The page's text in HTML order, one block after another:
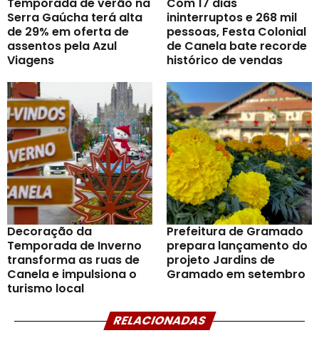
Temporada de verão na
Serra Gaúcha terá alta
de 29% em oferta de
assentos pela Azul
Viagens
Com 17 dias
ininterruptos e 268 mil
pessoas, Festa Colonial
de Canela bate recorde
histórico de vendas
Decoração da
Temporada de Inverno
transforma as ruas de
Canela e impulsiona o
turismo local
Prefeitura de Gramado
prepara lançamento do
projeto Jardins de
Gramado em setembro
RELACIONADAS